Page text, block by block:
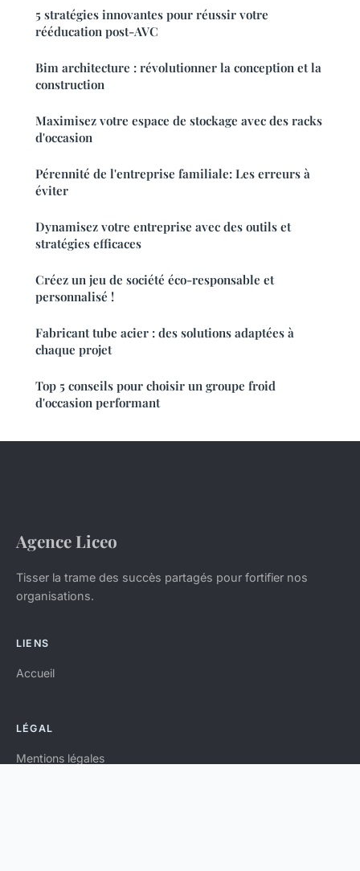
5 stratégies innovantes pour réussir votre
rééducation post-AVC
Bim architecture : révolutionner la conception et la
construction
Maximisez votre espace de stockage avec des racks
d'occasion
Pérennité de l'entreprise familiale: Les erreurs à
éviter
Dynamisez votre entreprise avec des outils et
stratégies efficaces
Créez un jeu de société éco-responsable et
personnalisé !
Fabricant tube acier : des solutions adaptées à
chaque projet
Top 5 conseils pour choisir un groupe froid
d'occasion performant
Agence Liceo
Tisser la trame des succès partagés pour fortifier nos
organisations.
LIENS
Accueil
LÉGAL
Mentions légales